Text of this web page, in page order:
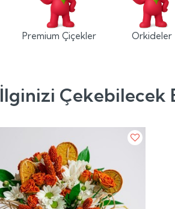
Premium Çiçekler Orkideler
İlginizi Çekebilecek